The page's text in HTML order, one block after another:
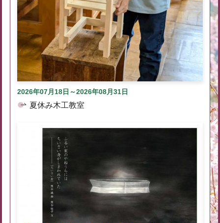
2026年07月18日～2026年08月31日
夏休み木工教室